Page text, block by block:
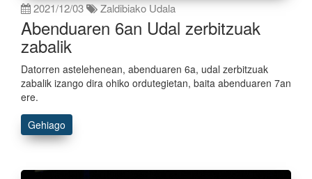
2021/12/03 Zaldibiako Udala
Abenduaren 6an Udal zerbitzuak
zabalik
Datorren astelehenean, abenduaren 6a, udal zerbitzuak
zabalik izango dira ohiko ordutegietan, baita abenduaren 7an
ere.
Gehiago